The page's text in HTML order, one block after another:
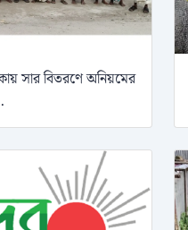
সার বিতরণে অনিয়মের